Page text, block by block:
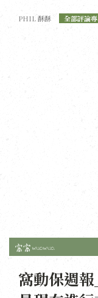
PHIL 酥酥 全部評論
窩動保週